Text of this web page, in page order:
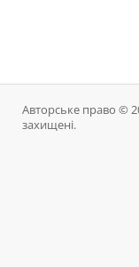
Авторське право ©
захищені.